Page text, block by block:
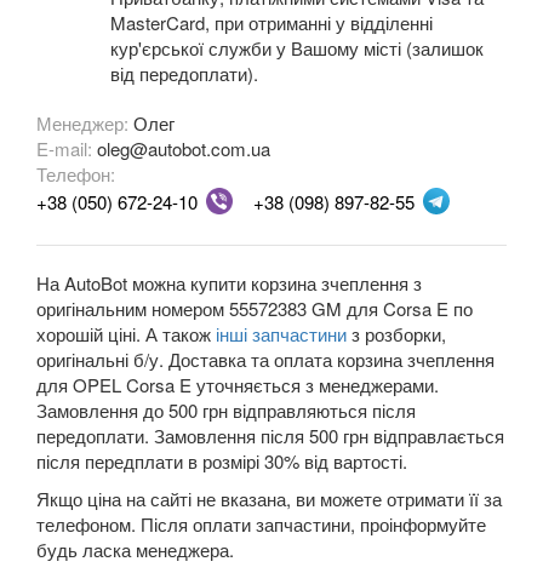
Meriva B
Mokka
Movano B (X62)
Signum
Tigra A (S93)
Tigra B Twin Top (X04)
Vectra C
Zafira A (F75)
Zafira B (A05)
Zafira C (P12)
MasterCard, при отриманні у відділенні
кур'єрської служби у Вашому місті (залишок
від передоплати).
Менеджер: Олег
E-mail: oleg@autobot.com.ua
Телефон:
+38 (050) 672-24-10
+38 (098) 897-82-55
На AutoBot можна купити корзина зчеплення з
оригінальним номером 55572383 GM для Corsa E по
хорошій ціні. А також інші запчастиниз розборки,
оригінальні б/у. Доставка та оплата корзина зчеплення
для OPEL Corsa E уточняється з менеджерами.
Замовлення до 500 грн відправляються після
передоплати. Замовлення після 500 грн відправлається
після передплати в розмірі 30% від вартості.
Якщо ціна на сайті не вказана, ви можете отримати її за
телефоном. Після оплати запчастини, проінформуйте
будь ласка менеджера.